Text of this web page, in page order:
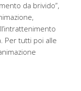
da brivido”,
Per tutti poi alle